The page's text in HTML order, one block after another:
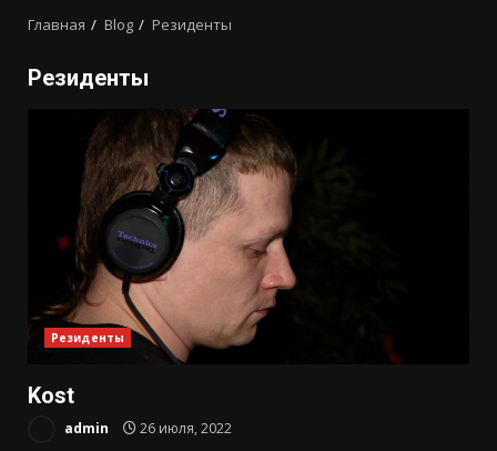
Главная Blog Резиденты
Резиденты
Резиденты
Kost
admin 26 июля, 2022